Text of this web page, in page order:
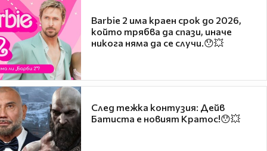
Barbie 2 има краен срок до 2026,
който трябва да спази, иначе
никога няма да се случи.😯💥
След тежка контузия: Дейв
Батиста е новият Кратос!😯💥